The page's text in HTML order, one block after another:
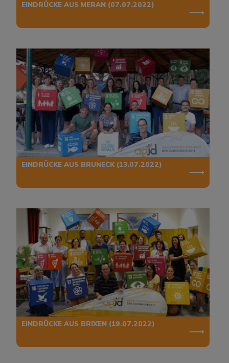
EINDRÜCKE AUS MERAN (07.07.2022)
EINDRÜCKE AUS BRUNECK (13.07.2022)
EINDRÜCKE AUS BRIXEN (19.07.2022)